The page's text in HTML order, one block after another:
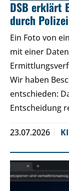
DSB erklärt
durch
Ein Foto von
mit einer
Wir haben
entschieden:
Entscheidung
23.07.2026 KI